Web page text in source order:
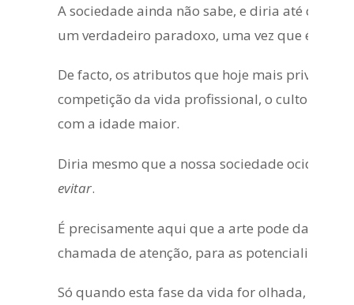
A sociedade ainda não sabe, e diria até que
um verdadeiro paradoxo, uma vez que é,
De facto, os atributos que hoje mais
competição da vida profissional, o culto do
com a idade maior.
Diria mesmo que a nossa sociedade ocidental
evitar.
É precisamente aqui que a arte pode dar um
chamada de atenção, para as potencialidades
Só quando esta fase da vida for olhada, não